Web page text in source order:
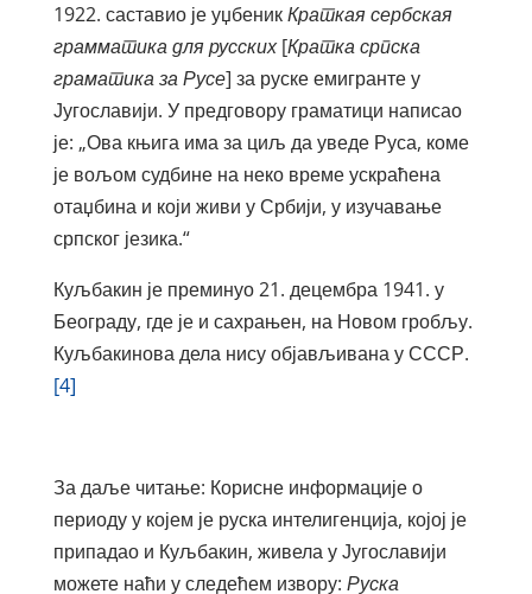
1922. саставио је уџбеникКраткая сербская
грамматика для русских[Кратка српска
граматика за Русе] за руске емигранте у
Југославији. У предговору граматици написао
је: „Ова књига има за циљ да уведе Руса, коме
је вољом судбине на неко време ускраћена
отаџбина и који живи у Србији, у изучавање
српског језика.“
Куљбакин је преминуо 21. децембра 1941. у
Београду, где је и сахрањен, на Новом гробљу.
Куљбакинова дела нису објављивана у СССР.
[4]
За даље читање: Корисне информације о
периоду у којем је руска интелигенција, којој је
припадао и Куљбакин, живела у Југославији
можете наћи у следећем извору: Руска